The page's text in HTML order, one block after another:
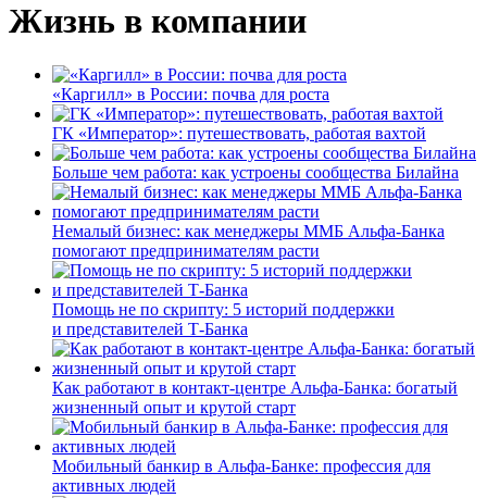
Жизнь в компании
«Каргилл» в России: почва для роста
ГК «Император»: путешествовать, работая вахтой
Больше чем работа: как устроены сообщества Билайна
Немалый бизнес: как менеджеры ММБ Альфа-Банка
помогают предпринимателям расти
Помощь не по скрипту: 5 историй поддержки
и представителей Т-Банка
Как работают в контакт-центре Альфа-Банка: богатый
жизненный опыт и крутой старт
Мобильный банкир в Альфа-Банке: профессия для
активных людей